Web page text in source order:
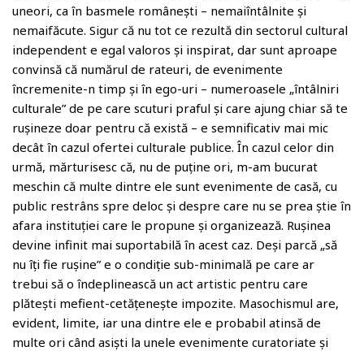
uneori, ca în basmele românești – nemaiîntâlnite și
nemaifăcute. Sigur că nu tot ce rezultă din sectorul cultural
independent e egal valoros și inspirat, dar sunt aproape
convinsă că numărul de rateuri, de evenimente
încremenite-n timp și în ego-uri – numeroasele „întâlniri
culturale” de pe care scuturi praful și care ajung chiar să te
rușineze doar pentru că există – e semnificativ mai mic
decât în cazul ofertei culturale publice. În cazul celor din
urmă, mărturisesc că, nu de puține ori, m-am bucurat
meschin că multe dintre ele sunt evenimente de casă, cu
public restrâns spre deloc și despre care nu se prea știe în
afara instituției care le propune și organizează. Rușinea
devine infinit mai suportabilă în acest caz. Deși parcă „să
nu îți fie rușine” e o condiție sub-minimală pe care ar
trebui să o îndeplinească un act artistic pentru care
plătești mefient-cetățenește impozite. Masochismul are,
evident, limite, iar una dintre ele e probabil atinsă de
multe ori când asiști la unele evenimente curatoriate și